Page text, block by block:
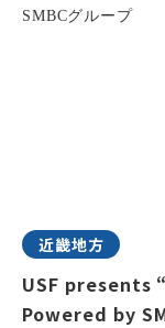
近畿地方
USF presents
Powered by